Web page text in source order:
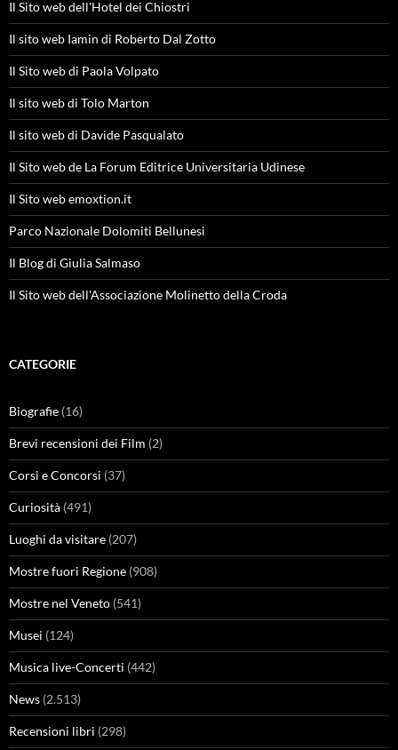
Il Sito web dell'Hotel dei Chiostri
Il sito web Iamin di Roberto Dal Zotto
Il Sito web di Paola Volpato
Il sito web di Tolo Marton
Il sito web di Davide Pasqualato
Il Sito web de La Forum Editrice Universitaria Udinese
Il Sito web emoxtion.it
Parco Nazionale Dolomiti Bellunesi
Il Blog di Giulia Salmaso
Il Sito web dell'Associazione Molinetto della Croda
CATEGORIE
Biografie (16)
Brevi recensioni dei Film (2)
Corsi e Concorsi (37)
Curiosità (491)
Luoghi da visitare (207)
Mostre fuori Regione (908)
Mostre nel Veneto (541)
Musei (124)
Musica live-Concerti (442)
News (2.513)
Recensioni libri (298)